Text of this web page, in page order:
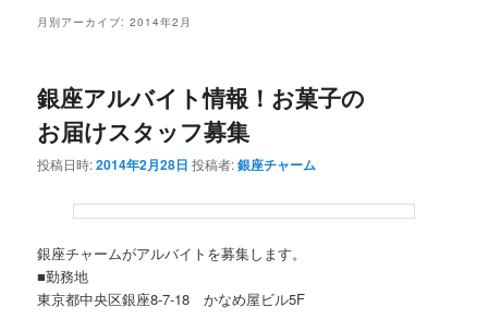
月別アーカイブ:2014年2月
銀座アルバイト情報！お菓子の
お届けスタッフ募集
投稿日時:2014年2月28日 投稿者:銀座チャーム
銀座チャームがアルバイトを募集します。
■勤務地
東京都中央区銀座8-7-18 かなめ屋ビル5F